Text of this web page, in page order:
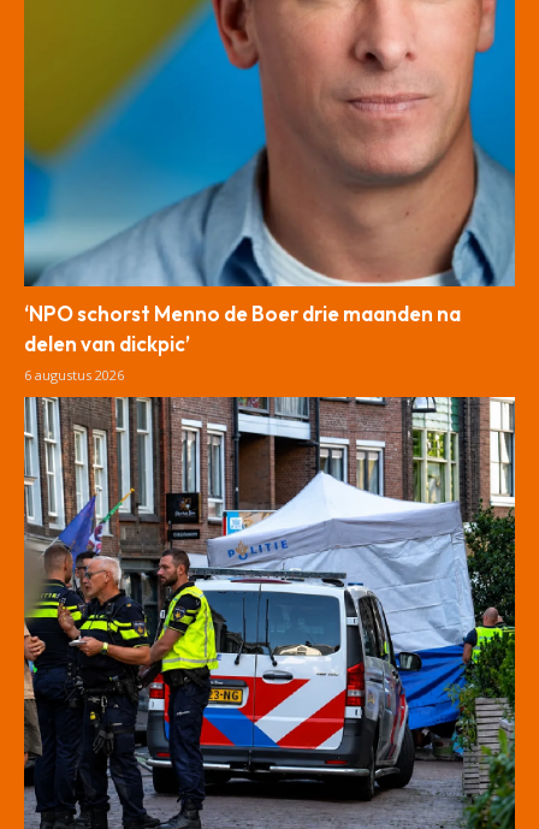
‘NPO schorst Menno de Boer drie maanden na
delen van dickpic’
6 augustus 2026